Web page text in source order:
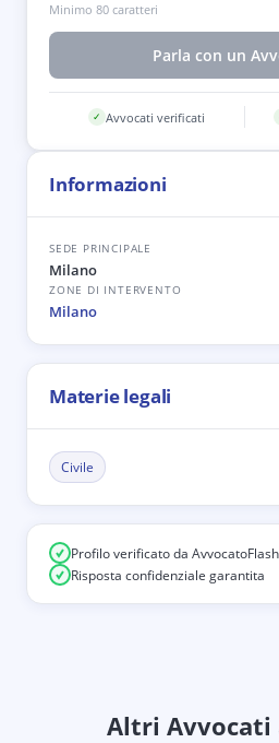
Minimo 80 caratteri
Parla con un
✓ Avvocati verificati
Informazioni
SEDE PRINCIPALE
Milano
ZONE DI INTERVENTO
Milano
Materie legali
Civile
Profilo verificato da AvvocatoFlash
Risposta confidenziale garantita
Altri Avvocati